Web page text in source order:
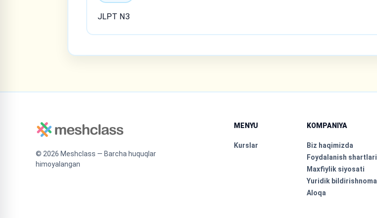
JLPT N3
© 2026 Meshclass — Barcha huquqlar
himoyalangan
MENYU
Kurslar
KOMPANIYA
Biz haqimizda
Foydalanish shartlari
Maxfiylik siyosati
Yuridik bildirishnoma
Aloqa